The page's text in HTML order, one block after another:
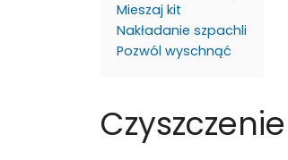
Mieszaj kit
Nakładanie szpachli
Pozwól wyschnąć